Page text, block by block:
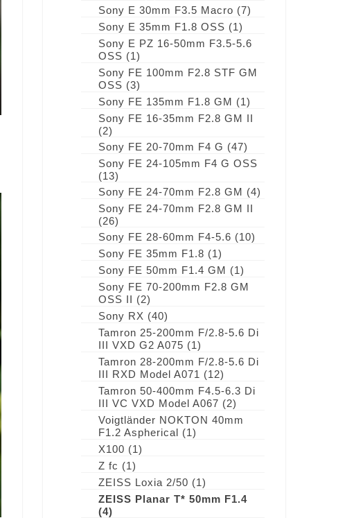
Sony E 30mm F3.5 Macro (7)
Sony E 35mm F1.8 OSS (1)
Sony E PZ 16-50mm F3.5-5.6
OSS (1)
Sony FE 100mm F2.8 STF GM
OSS (3)
Sony FE 135mm F1.8 GM (1)
Sony FE 16-35mm F2.8 GM II
(2)
Sony FE 20-70mm F4 G (47)
Sony FE 24-105mm F4 G OSS
(13)
Sony FE 24-70mm F2.8 GM (4)
Sony FE 24-70mm F2.8 GM II
(26)
Sony FE 28-60mm F4-5.6 (10)
Sony FE 35mm F1.8 (1)
Sony FE 50mm F1.4 GM (1)
Sony FE 70-200mm F2.8 GM
OSS II (2)
Sony RX (40)
Tamron 25-200mm F/2.8-5.6 Di
III VXD G2 A075 (1)
Tamron 28-200mm F/2.8-5.6 Di
III RXD Model A071 (12)
Tamron 50-400mm F4.5-6.3 Di
III VC VXD Model A067 (2)
Voigtländer NOKTON 40mm
F1.2 Aspherical (1)
X100 (1)
Z fc (1)
ZEISS Loxia 2/50 (1)
ZEISS Planar T* 50mm F1.4
(4)